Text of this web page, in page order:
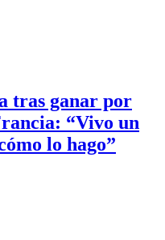
tras ganar por
“Vivo un
lo hago”